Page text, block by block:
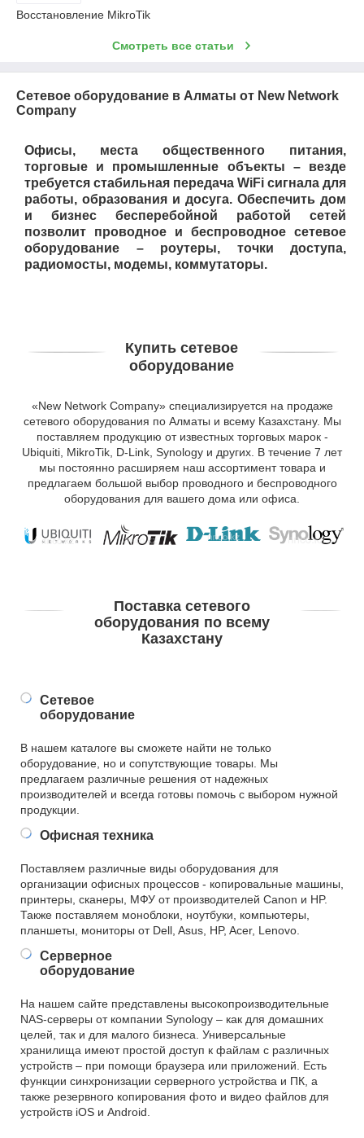
Восстановление MikroTik
Смотреть все статьи
Сетевое оборудование в Алматы от New Network
Company
Офисы, места общественного питания,
торговые и промышленные объекты – везде
требуется стабильная передача WiFi сигнала для
работы, образования и досуга. Обеспечить дом
и бизнес бесперебойной работой сетей
позволит проводное и беспроводное сетевое
оборудование – роутеры, точки доступа,
радиомосты, модемы, коммутаторы.
Купить сетевое
оборудование
«New Network Company» специализируется на продаже
сетевого оборудования по Алматы и всему Казахстану. Мы
поставляем продукцию от известных торговых марок -
Ubiquiti , MikroTik, D-Link, Synology и других. В течение 7 лет
мы постоянно расширяем наш ассортимент товара и
предлагаем большой выбор проводного и беспроводного
оборудования для вашего дома или офиса.
Поставка сетевого
оборудования по всему
Казахстану
Сетевое
оборудование
В нашем каталоге вы сможете найти не только
оборудование, но и сопутствующие товары. Мы
предлагаем различные решения от надежных
производителей и всегда готовы помочь с выбором нужной
продукции.
Офисная техника
Поставляем различные виды оборудования для
организации офисных процессов - копировальные машины,
принтеры, сканеры, МФУ от производителей Canon и HP.
Также поставляем моноблоки, ноутбуки, компьютеры,
планшеты, мониторы от Dell, Asus, HP, Acer, Lenovo.
Серверное
оборудование
На нашем сайте представлены высокопроизводительные
NAS-серверы от компании Synology – как для домашних
целей, так и для малого бизнеса. Универсальные
хранилища имеют простой доступ к файлам с различных
устройств – при помощи браузера или приложений. Есть
функции синхронизации серверного устройства и ПК, а
также резервного копирования фото и видео файлов для
устройств iOS и Android.